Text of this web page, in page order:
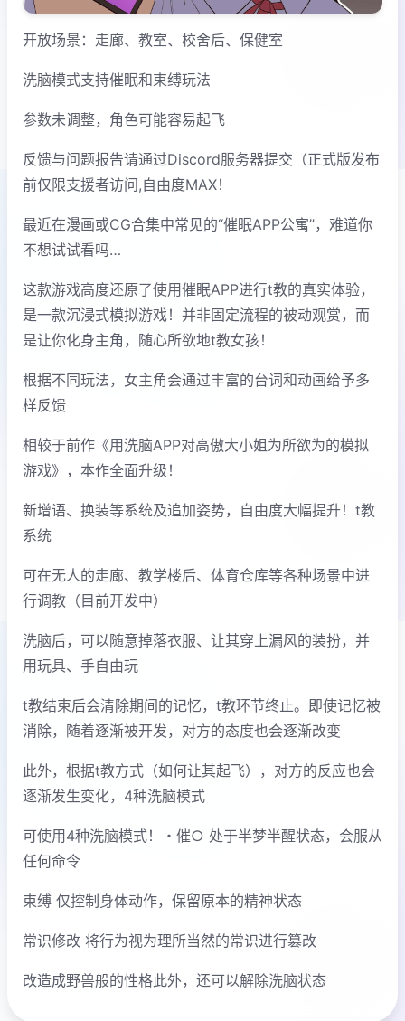
开放场景：走廊、教室、校舍后、保健室
洗脑模式支持催眠和束缚玩法
参数未调整，角色可能容易起飞
反馈与问题报告请通过Discord服务器提交（正式版发布
前仅限支援者访问,自由度MAX！
最近在漫画或CG合集中常见的“催眠APP公寓”，难道你
不想试试看吗…
这款游戏高度还原了使用催眠APP进行t教的真实体验，
是一款沉浸式模拟游戏！并非固定流程的被动观赏，而
是让你化身主角，随心所欲地t教女孩！
根据不同玩法，女主角会通过丰富的台词和动画给予多
样反馈
相较于前作《用洗脑APP对高傲大小姐为所欲为的模拟
游戏》，本作全面升级！
新增语、换装等系统及追加姿势，自由度大幅提升！t教
系统
可在无人的走廊、教学楼后、体育仓库等各种场景中进
行调教（目前开发中）
洗脑后，可以随意掉落衣服、让其穿上漏风的装扮，并
用玩具、手自由玩
t教结束后会清除期间的记忆，t教环节终止。即使记忆被
消除，随着逐渐被开发，对方的态度也会逐渐改变
此外，根据t教方式（如何让其起飞），对方的反应也会
逐渐发生变化，4种洗脑模式
可使用4种洗脑模式！・催○ 处于半梦半醒状态，会服从
任何命令
束缚 仅控制身体动作，保留原本的精神状态
常识修改 将行为视为理所当然的常识进行篡改
改造成野兽般的性格此外，还可以解除洗脑状态